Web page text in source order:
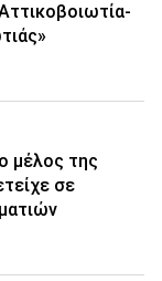
μέλος της
σε